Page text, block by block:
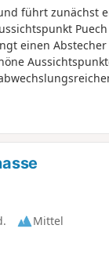
führt zunächst
einen
Mittel